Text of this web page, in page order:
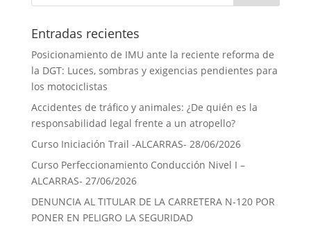
Entradas recientes
Posicionamiento de IMU ante la reciente reforma de
la DGT: Luces, sombras y exigencias pendientes para
los motociclistas
Accidentes de tráfico y animales: ¿De quién es la
responsabilidad legal frente a un atropello?
Curso Iniciación Trail -ALCARRAS- 28/06/2026
Curso Perfeccionamiento Conducción Nivel I –
ALCARRAS- 27/06/2026
DENUNCIA AL TITULAR DE LA CARRETERA N-120 POR
PONER EN PELIGRO LA SEGURIDAD